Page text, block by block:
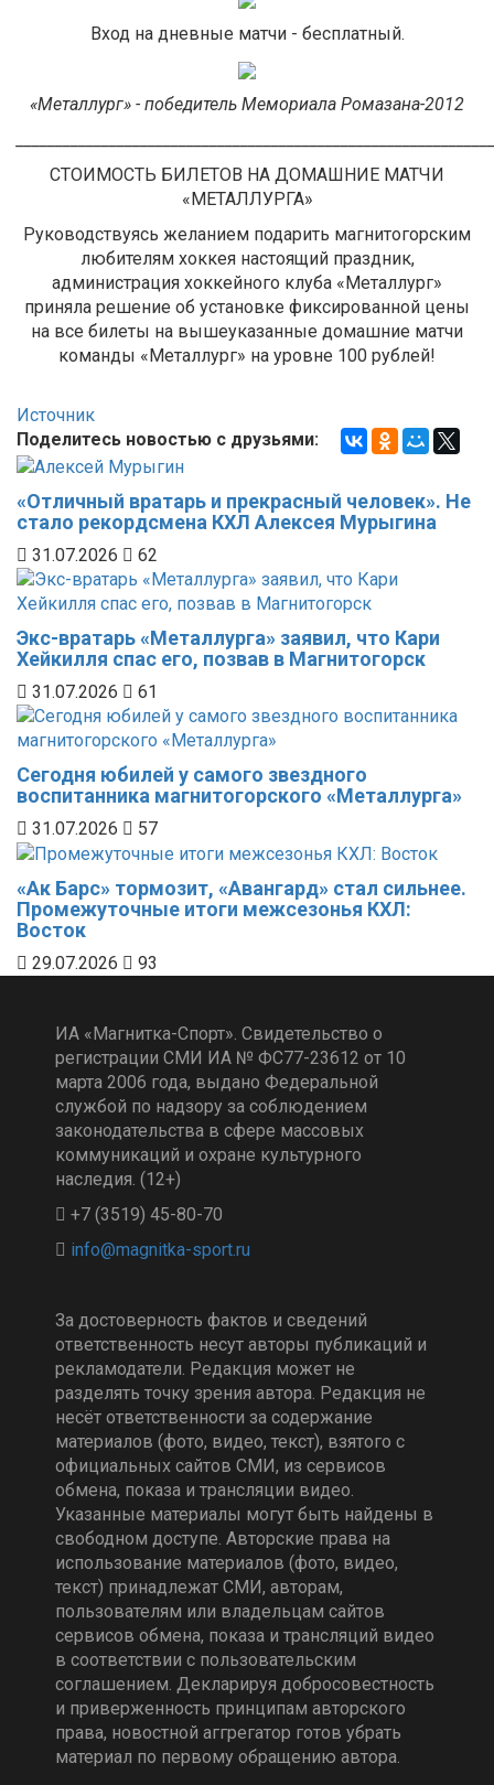
Вход на дневные матчи - бесплатный.
«Металлург» - победитель Мемориала Ромазана-2012
СТОИМОСТЬ БИЛЕТОВ НА ДОМАШНИЕ МАТЧИ
«МЕТАЛЛУРГА»
Руководствуясь желанием подарить магнитогорским
любителям хоккея настоящий праздник,
администрация хоккейного клуба «Металлург»
приняла решение об установке фиксированной цены
на все билеты на вышеуказанные домашние матчи
команды «Металлург» на уровне 100 рублей!
Источник
Поделитесь новостью с друзьями:
«Отличный вратарь и прекрасный человек». Не
стало рекордсмена КХЛ Алексея Мурыгина
31.07.2026 62
Экс-вратарь «Металлурга» заявил, что Кари
Хейкилля спас его, позвав в Магнитогорск
31.07.2026 61
Сегодня юбилей у самого звездного
воспитанника магнитогорского «Металлурга»
31.07.2026 57
«Ак Барс» тормозит, «Авангард» стал сильнее.
Промежуточные итоги межсезонья КХЛ:
Восток
29.07.2026 93
ИА «Магнитка-Спорт». Свидетельство о
регистрации СМИ ИА № ФС77-23612 от 10
марта 2006 года, выдано Федеральной
службой по надзору за соблюдением
законодательства в сфере массовых
коммуникаций и охране культурного
наследия. (12+)
+7 (3519) 45-80-70
За достоверность фактов и сведений
ответственность несут авторы публикаций и
рекламодатели. Редакция может не
разделять точку зрения автора. Редакция не
несёт ответственности за содержание
материалов (фото, видео, текст), взятого с
официальных сайтов СМИ, из сервисов
обмена, показа и трансляции видео.
Указанные материалы могут быть найдены в
свободном доступе. Авторские права на
использование материалов (фото, видео,
текст) принадлежат СМИ, авторам,
пользователям или владельцам сайтов
сервисов обмена, показа и трансляций видео
в соответствии с пользовательским
соглашением. Декларируя добросовестность
и приверженность принципам авторского
права, новостной аггрегатор готов убрать
материал по первому обращению автора.